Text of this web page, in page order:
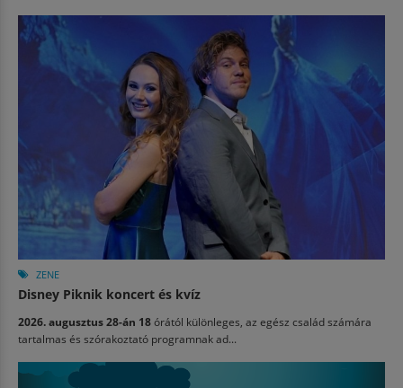
ZENE
Disney Piknik koncert és kvíz
2026. augusztus 28-án 18órától különleges, az egész család számára
tartalmas és szórakoztató programnak ad...